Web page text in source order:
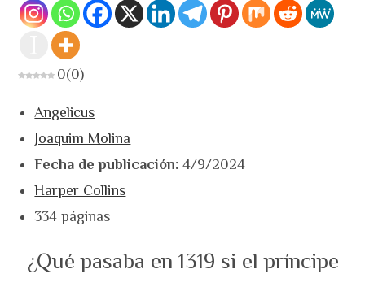
0(0)
Angelicus
Joaquim Molina
Fecha de publicación:4/9/2024
Harper Collins
334 páginas
¿Qué pasaba en 1319 si el príncipe